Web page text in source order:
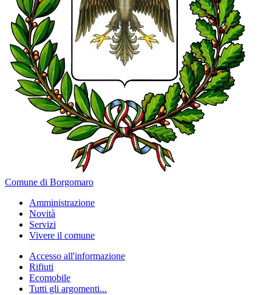
Comune di Borgomaro
Amministrazione
Novità
Servizi
Vivere il comune
Accesso all'informazione
Rifiuti
Ecomobile
Tutti gli argomenti...